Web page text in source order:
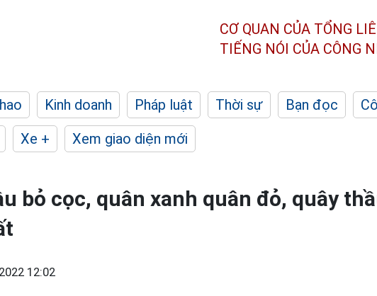
CƠ QUAN CỦA TỔNG
TIẾNG NÓI CỦA CÔNG
Kinh doanh Pháp luật Thời sự Bạn đọc
Xe + Xem giao diện mới
bỏ cọc, quân xanh quân đỏ, quây
12:02